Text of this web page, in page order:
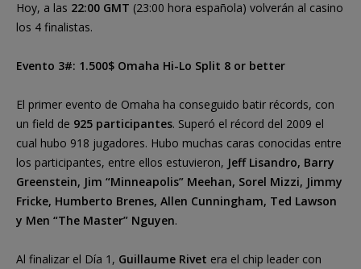
Hoy, a las 22:00 GMT (23:00 hora española) volverán al casino
los 4 finalistas.
Evento 3#: 1.500$ Omaha Hi-Lo Split 8 or better
El primer evento de Omaha ha conseguido batir récords, con
un field de 925 participantes. Superó el récord del 2009 el
cual hubo 918 jugadores. Hubo muchas caras conocidas entre
los participantes, entre ellos estuvieron, Jeff Lisandro, Barry
Greenstein, Jim “Minneapolis” Meehan, Sorel Mizzi, Jimmy
Fricke, Humberto Brenes, Allen Cunningham, Ted Lawson
y Men “The Master” Nguyen.
Al finalizar el Día 1, Guillaume Rivet era el chip leader con